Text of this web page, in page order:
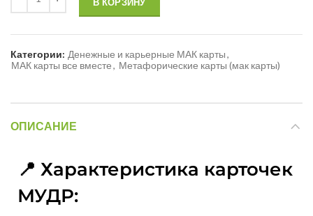
Категории: Денежные и карьерные МАК карты,
МАК карты все вместе, Метафорические карты (мак карты)
ОПИСАНИЕ
📍 Характеристика карточек
МУДР: